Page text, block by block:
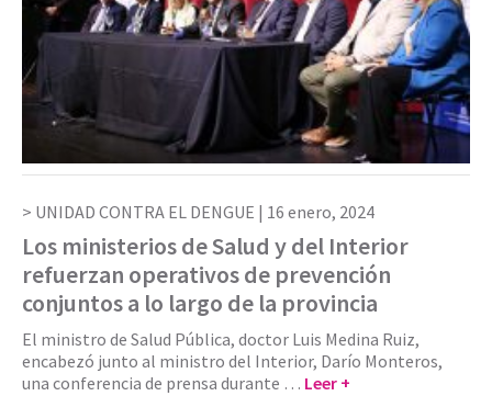
UNIDAD CONTRA EL DENGUE | 16 enero, 2024
Los ministerios de Salud y del Interior
refuerzan operativos de prevención
conjuntos a lo largo de la provincia
El ministro de Salud Pública, doctor Luis Medina Ruiz,
encabezó junto al ministro del Interior, Darío Monteros,
una conferencia de prensa durante … Leer +